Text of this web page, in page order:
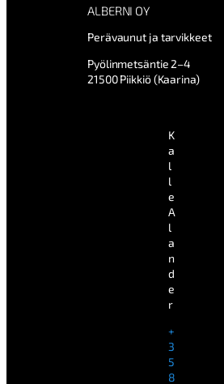
ALBERNI OY
Perävaunut ja tarvikkeet
Pyölinmetsäntie 2–4
21500 Piikkiö (Kaarina)
K
a
l
l
e
A
l
a
n
d
e
r
+
3
5
8